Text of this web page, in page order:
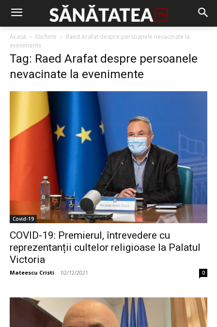
Acasă Etichete
Raed Arafat despre persoanele nevacinate la
evenimente
Tag: Raed Arafat despre persoanele
nevacinate la evenimente
Covid-19
COVID-19: Premierul, întrevedere cu
reprezentanții cultelor religioase la Palatul
Victoria
Mateescu Cristi - 02/12/2021 0